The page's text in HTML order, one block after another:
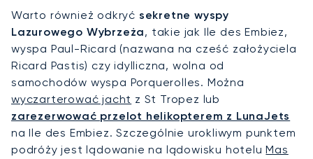
Warto również odkryć sekretne wyspy
Lazurowego Wybrzeża, takie jak Ile des Embiez,
wyspa Paul-Ricard (nazwana na cześć założyciela
Ricard Pastis) czy idylliczna, wolna od
samochodów wyspa Porquerolles. Można
wyczarterować jacht z St Tropez lub
zarezerwować przelot helikopterem z LunaJets
na Ile des Embiez. Szczególnie urokliwym punktem
podróży jest lądowanie na lądowisku hoteluMas